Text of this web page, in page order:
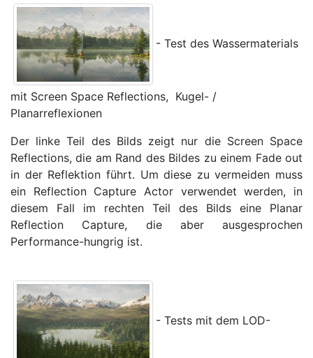
- Test des Wassermaterials
mit Screen Space Reflections, Kugel- /
Planarreflexionen
Der linke Teil des Bilds zeigt nur die Screen Space
Reflections, die am Rand des Bildes zu einem Fade out
in der Reflektion führt. Um diese zu vermeiden muss
ein Reflection Capture Actor verwendet werden, in
diesem Fall im rechten Teil des Bilds eine Planar
Reflection Capture, die aber ausgesprochen
Performance-hungrig ist.
- Tests mit dem LOD-